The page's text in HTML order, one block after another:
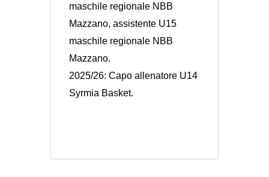
maschile regionale NBB
Mazzano, assistente U15
maschile regionale NBB
Mazzano.
2025/26: Capo allenatore U14
Syrmia Basket.